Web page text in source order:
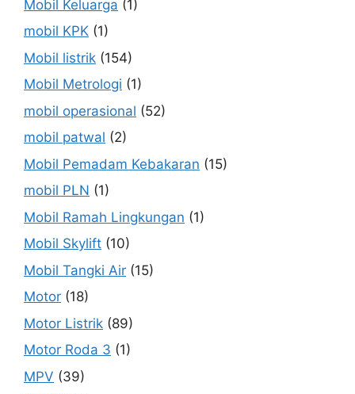
Mobil Keluarga (1)
mobil KPK (1)
Mobil listrik (154)
Mobil Metrologi (1)
mobil operasional (52)
mobil patwal (2)
Mobil Pemadam Kebakaran (15)
mobil PLN (1)
Mobil Ramah Lingkungan (1)
Mobil Skylift (10)
Mobil Tangki Air (15)
Motor (18)
Motor Listrik (89)
Motor Roda 3 (1)
MPV (39)